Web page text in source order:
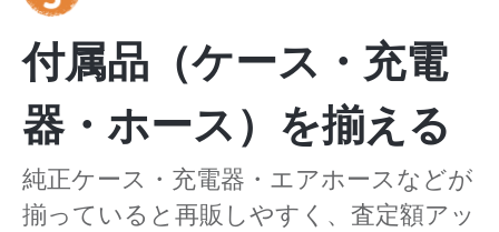
付属品（ケース・充電
器・ホース）を揃える
純正ケース・充電器・エアホースなどが
揃っていると再販しやすく、査定額アッ